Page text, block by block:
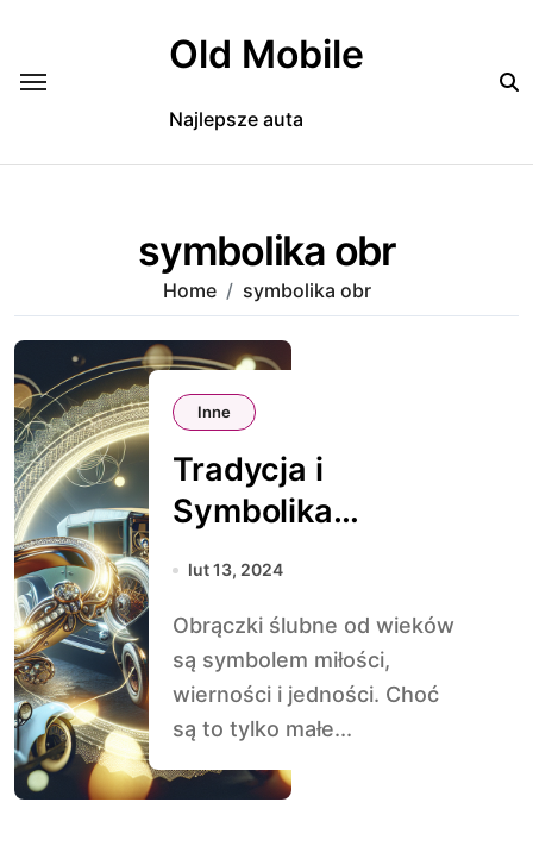
Old Mobile
Najlepsze auta
symbolika obr
Home symbolika obr
Inne
Tradycja i
Symbolika
Obrączek
niż Zwykłe
Pierścienie
lut 13, 2024
Obrączki ślubne od wieków
są symbolem miłości,
wierności i jedności. Choć
są to tylko małe...